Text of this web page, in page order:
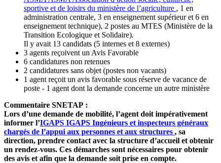
sportive et de loisirs du ministère de l’agriculture , 1 en
administration centrale, 3 en enseignement supérieur et 6 en
enseignement technique), 2 postes au MTES (Ministère de la
Transition Ecologique et Solidaire).
Il y avait 13 candidats (5 internes et 8 externes)
3 agents reçoivent un Avis Favorable
6 candidatures non retenues
2 candidatures sans objet (postes non vacants)
1 agent reçoit un avis favorable sous réserve de vacance de
poste - 1 agent dont la demande concerne un autre ministère
Commentaire SNETAP :
Lors d’une demande de mobilité, l’agent doit impérativement
informer l’IGAPS IGAPS Ingénieurs et inspecteurs généraux
chargés de l’appui aux personnes et aux structures , sa
direction, prendre contact avec la structure d’accueil et obtenir
un rendez-vous. Ces démarches sont nécessaires pour obtenir
des avis et afin que la demande soit prise en compte.